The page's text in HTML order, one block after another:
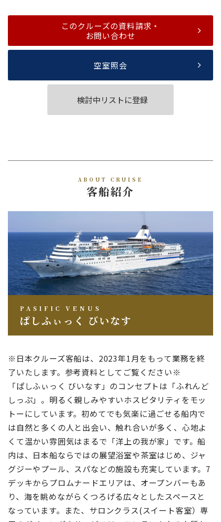
このクルーズの資料請求・
お問い合わせ
空室照会
検討中リストに登録
ABOUT CRUISE
客船紹介
PASIFIC VENUS
ぱしふぃっく びいなす
※日本クルーズ客船は、2023年1月をもって業務を終
了いたします。参考資料としてご覧ください※
「ぱしふぃっく びいなす」のコンセプトは「ふれんど
しっぷ」。明るく親しみやすいホスピタリティをモッ
トーにしています。初めてでも気楽に過ごせる船内で
は自然と多くの人と出会い、触れ合いが多く、心地よ
くて温かい雰囲気はまるで「洋上の我が家」です。船
内は、日本船ならではの展望浴室や茶室はじめ、ジャ
グジーやプール、スパなどの施設も充実しています。7
デッキからプロムナードエリアは、オープンバーもあ
り、海を眺めながらくつろげる広々としたスペースと
なっています。また、サロンクラス(スイート客室）専